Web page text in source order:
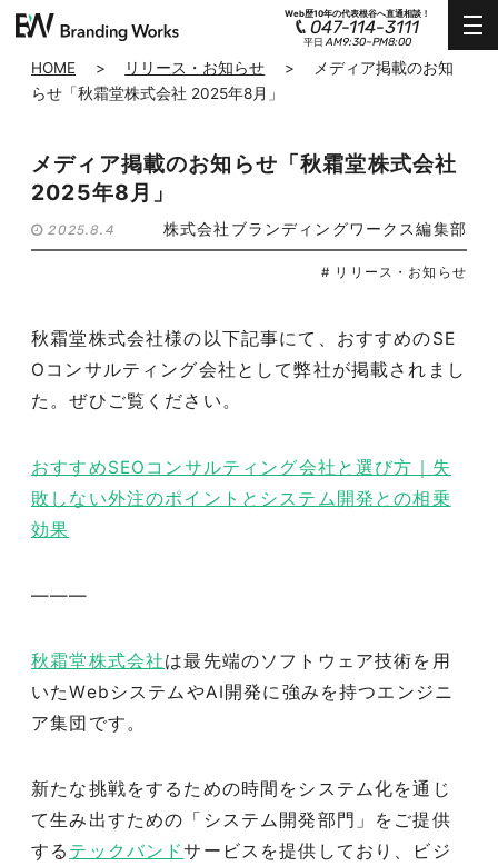
Web歴10年の代表根谷へ直通相談！
047-114-3111
平日AM9:30~PM8:00
HOME > リリース・お知らせ >
メディア掲載のお知
らせ「秋霜堂株式会社 2025年8月」
メディア掲載のお知らせ「秋霜堂株式会社
2025年8月」
2025.8.4 株式会社ブランディングワークス編集部
# リリース・お知らせ
秋霜堂株式会社様の以下記事にて、おすすめのSE
Oコンサルティング会社として弊社が掲載されまし
た。ぜひご覧ください。
おすすめSEOコンサルティング会社と選び方｜失
敗しない外注のポイントとシステム開発との相乗
効果
———
秋霜堂株式会社は最先端のソフトウェア技術を用
いたWebシステムやAI開発に強みを持つエンジニ
ア集団です。
新たな挑戦をするための時間をシステム化を通じ
て生み出すための「システム開発部門」をご提供
する テックバンドサービスを提供しており、ビジ